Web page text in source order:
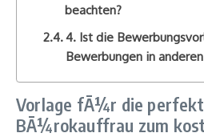
beachten?
4. Ist die
Bewerbungen in
Vorlage fÃ¼r die
BÃ¼rokauffrau zum